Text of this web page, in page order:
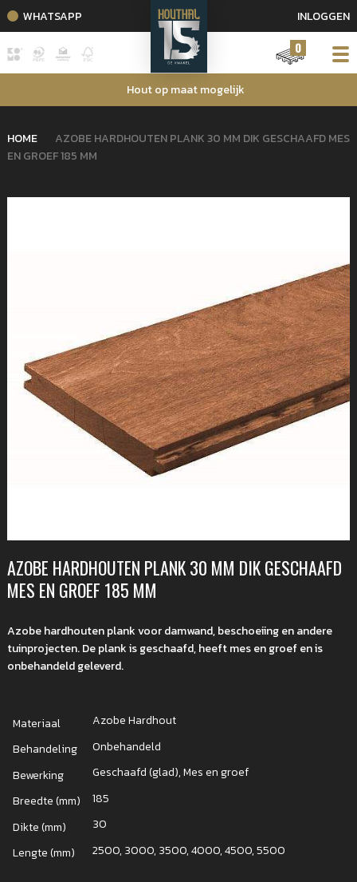
WHATSAPP
INLOGGEN
0
Hout op maat mogelijk
HOME
AZOBE HARDHOUTEN PLANK 30 MM DIK GESCHAAFD MES
EN GROEF 185 MM
AZOBE HARDHOUTEN PLANK 30 MM DIK GESCHAAFD
MES EN GROEF 185 MM
Azobe hardhouten plank voor damwand, beschoeiing en andere
tuinprojecten. De plank is geschaafd, heeft mes en groef en is
onbehandeld geleverd.
Materiaal
Azobe Hardhout
Behandeling
Onbehandeld
Bewerking
Geschaafd (glad), Mes en groef
Breedte (mm)
185
Dikte (mm)
30
Lengte (mm)
2500, 3000, 3500, 4000, 4500, 5500